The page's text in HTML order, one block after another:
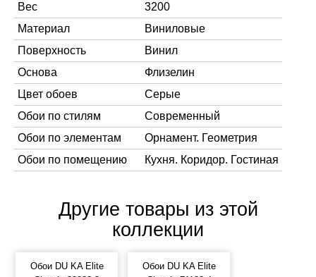
Вес
3200
Материал
Виниловые
Поверхность
Винил
Основа
Флизелин
Цвет обоев
Серые
Обои по стилям
Современный
Обои по элементам
Орнамент. Геометрия
Обои по помещению
Кухня. Коридор. Гостиная
Другие товары из этой
коллекции
Обои DU KA Elite
Обои DU KA Elite